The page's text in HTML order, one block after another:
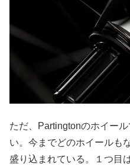
ただ、Partingtonのホイー
い。今までどのホイールも
盛り込まれている。１つ目